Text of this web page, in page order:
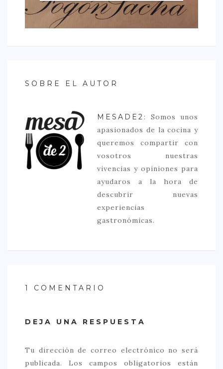
SOBRE EL AUTOR
MESADE2: Somos unos
apasionados de la cocina y
queremos compartir con
vosotros nuestras
vivencias y opiniones para
ayudaros a la hora de
descubrir nuevas
experiencias
gastronómicas.
1 COMENTARIO
DEJA UNA RESPUESTA
Tu dirección de correo electrónico no será
publicada.
Los campos obligatorios están